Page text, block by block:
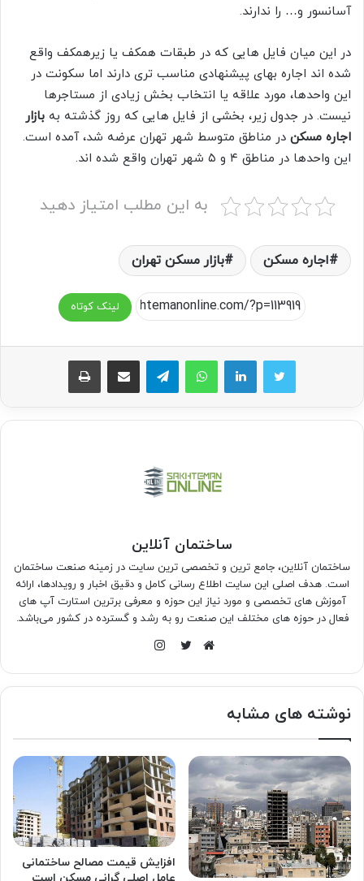
آسانسور و… را ندارند.
در این میان فایل هایی که در طبقات همکف یا زیرهمکف واقع
شده اند اجاره بهای پیشنهادی مناسب تری دارند اما سکونت در
این واحدها، مورد علاقه یا انتخاب بخش زیادی از مستاجرها
نیست. در جدول زیر، بخشی از فایل هایی که روز گذشته به بازار
اجاره مسکن در مناطق متوسط شهر تهران عرضه شد، آمده است.
این واحدها در مناطق ۴ و ۵ شهر تهران واقع شده اند.
به این مطلب امتیاز دهید
اجاره مسکن بازار مسکن تهران
لینک کوتاه
واتس آپ تلگرام اشتراک گذاری از طریق ایمیل چاپ
ساختمان آنلاین
ساختمان آنلاین، جامع ترین و تخصصی ترین سایت در زمینه صنعت ساختمان
است. هدف اصلی این سایت اطلاع رسانی کامل و دقیق اخبار و رویدادها، ارائه
آموزش های تخصصی و مورد نیاز این حوزه و معرفی برترین استارت آپ های
فعال در حوزه های مختلف این صنعت رو به رشد و گسترده در کشور می‌باشد.
نوشته های مشابه
افزایش قیمت مصالح ساختمانی